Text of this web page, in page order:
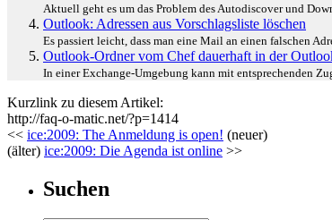
Aktuell geht es um das Problem des Autodiscover und
Outlook: Adressen aus Vorschlagsliste löschen
Es passiert leicht, dass man eine Mail an einen falschen
Outlook-Ordner vom Chef dauerhaft in der
In einer Exchange-Umgebung kann mit entsprechenden
Kurzlink zu diesem Artikel:
http://faq-o-matic.net/?p=1414
<< ice:2009: The Anmeldung is open! (neuer)
(älter) ice:2009: Die Agenda ist online >>
Suchen